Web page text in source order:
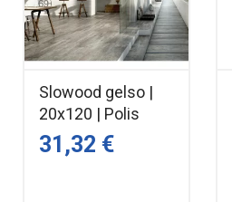
Slowood gelso |
20x120 | Polis
31,32 €